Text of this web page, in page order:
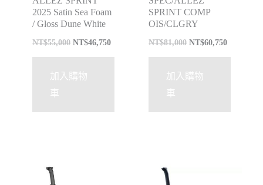
2025 Satin Sea Foam
/ Gloss Dune White
NT$55,000 NT$46,750
加入購物
車
SPRINT COMP
OIS/CLGRY
NT$81,000 NT$60,750
加入購物
車